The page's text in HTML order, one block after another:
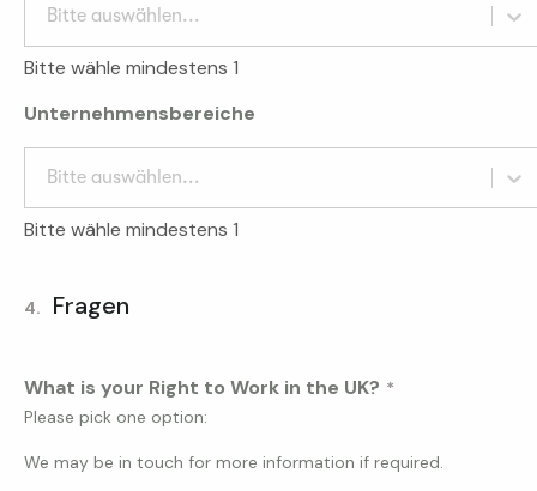
Bitte auswählen...
Bitte wähle mindestens 1
Unternehmensbereiche
Bitte auswählen...
Bitte wähle mindestens 1
4. Fragen
What is your Right to Work in the UK?
Please pick one option:
We may be in touch for more information if required.